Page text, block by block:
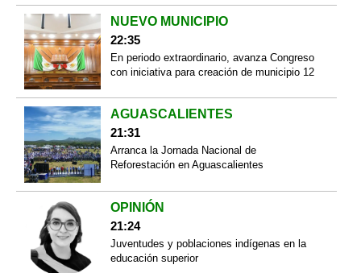
NUEVO MUNICIPIO
22:35
En periodo extraordinario, avanza Congreso
con iniciativa para creación de municipio 12
AGUASCALIENTES
21:31
Arranca la Jornada Nacional de
Reforestación en Aguascalientes
OPINIÓN
21:24
Juventudes y poblaciones indígenas en la
educación superior